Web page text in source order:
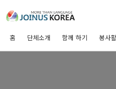
홈 단체소개 함께 하기 봉사